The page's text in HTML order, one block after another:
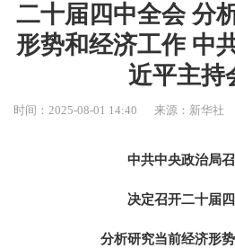
二十届四中全会 分
形势和经济工作 中
近平主持
时间：2025-08-01 14:40 来源：新华社
中共中央政治局
决定召开二十届
分析研究当前经济形